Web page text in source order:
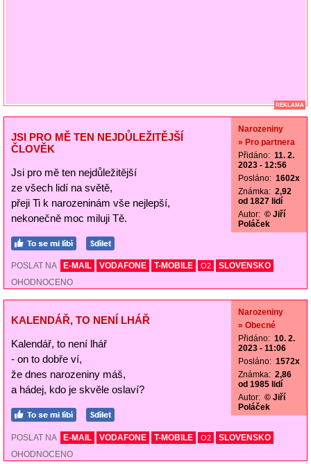
REKLAMA
JSI PRO MĚ TEN NEJDŮLEŽITĚJŠÍ
ČLOVĚK
Jsi pro mě ten nejdůležitější
ze všech lidí na světě,
přeji Ti k narozeninám vše nejlepší,
nekonečně moc miluji Tě.
Narozeniny
» Pro partnera
Přidáno: 11. 2.
2023 - 12:56
Posláno: 1602x
Známka: 2,92
od 1827 lidí
Autor: © Jiří
Poláček
POSLAT NA E-MAIL VODAFONE T-MOBILE O2
SLOVENSKO
OHODNOCENO
KALENDÁŘ, TO NENÍ LHÁŘ
Kalendář, to není lhář
- on to dobře ví,
že dnes narozeniny máš,
a hádej, kdo je skvěle oslaví?
Narozeniny
» Obecné
Přidáno: 10. 2.
2023 - 11:06
Posláno: 1572x
Známka: 2,86
od 1985 lidí
Autor: © Jiří
Poláček
POSLAT NA E-MAIL VODAFONE T-MOBILE O2
SLOVENSKO
OHODNOCENO